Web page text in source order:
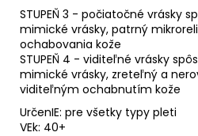
STUPEŇ 3 - počiatočné vrásky
mimické vrásky, patrný
ochabovania kože
STUPEŇ 4 - viditeľné vrásky
mimické vrásky, zreteľný a
viditeľným ochabnutím kože
UrčenIE: pre všetky typy pleti
VEk: 40+